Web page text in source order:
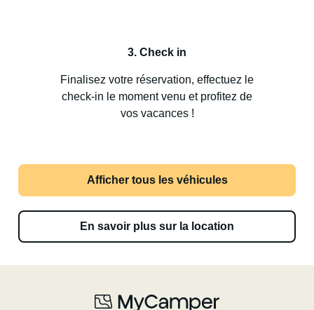
3. Check in
Finalisez votre réservation, effectuez le
check-in le moment venu et profitez de
vos vacances !
Afficher tous les véhicules
En savoir plus sur la location